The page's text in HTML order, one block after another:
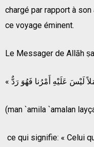
chargé par rapport à
ce voyage éminent.
Le Messager de Allāh
(man `amila `amalan
ce qui signifie: « Celui